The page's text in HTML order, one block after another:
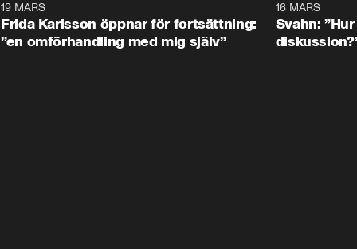
19 MARS
Frida Karlsson öppnar för fortsättning:
”en omförhandling med mig själv”
16 MARS
Svahn: